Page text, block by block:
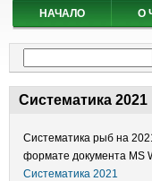
НАЧАЛО О
Систематика 2021
Систематика рыб на
формате документа MS
Систематика 2021